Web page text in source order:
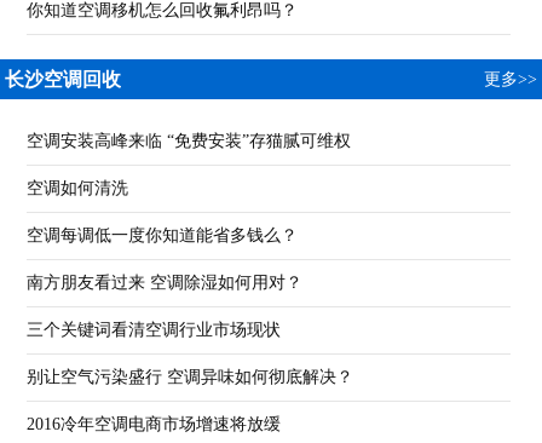
你知道空调移机怎么回收氟利昂吗？
长沙空调回收 更多>>
空调安装高峰来临 “免费安装”存猫腻可维权
空调如何清洗
空调每调低一度你知道能省多钱么？
南方朋友看过来 空调除湿如何用对？
三个关键词看清空调行业市场现状
别让空气污染盛行 空调异味如何彻底解决？
2016冷年空调电商市场增速将放缓